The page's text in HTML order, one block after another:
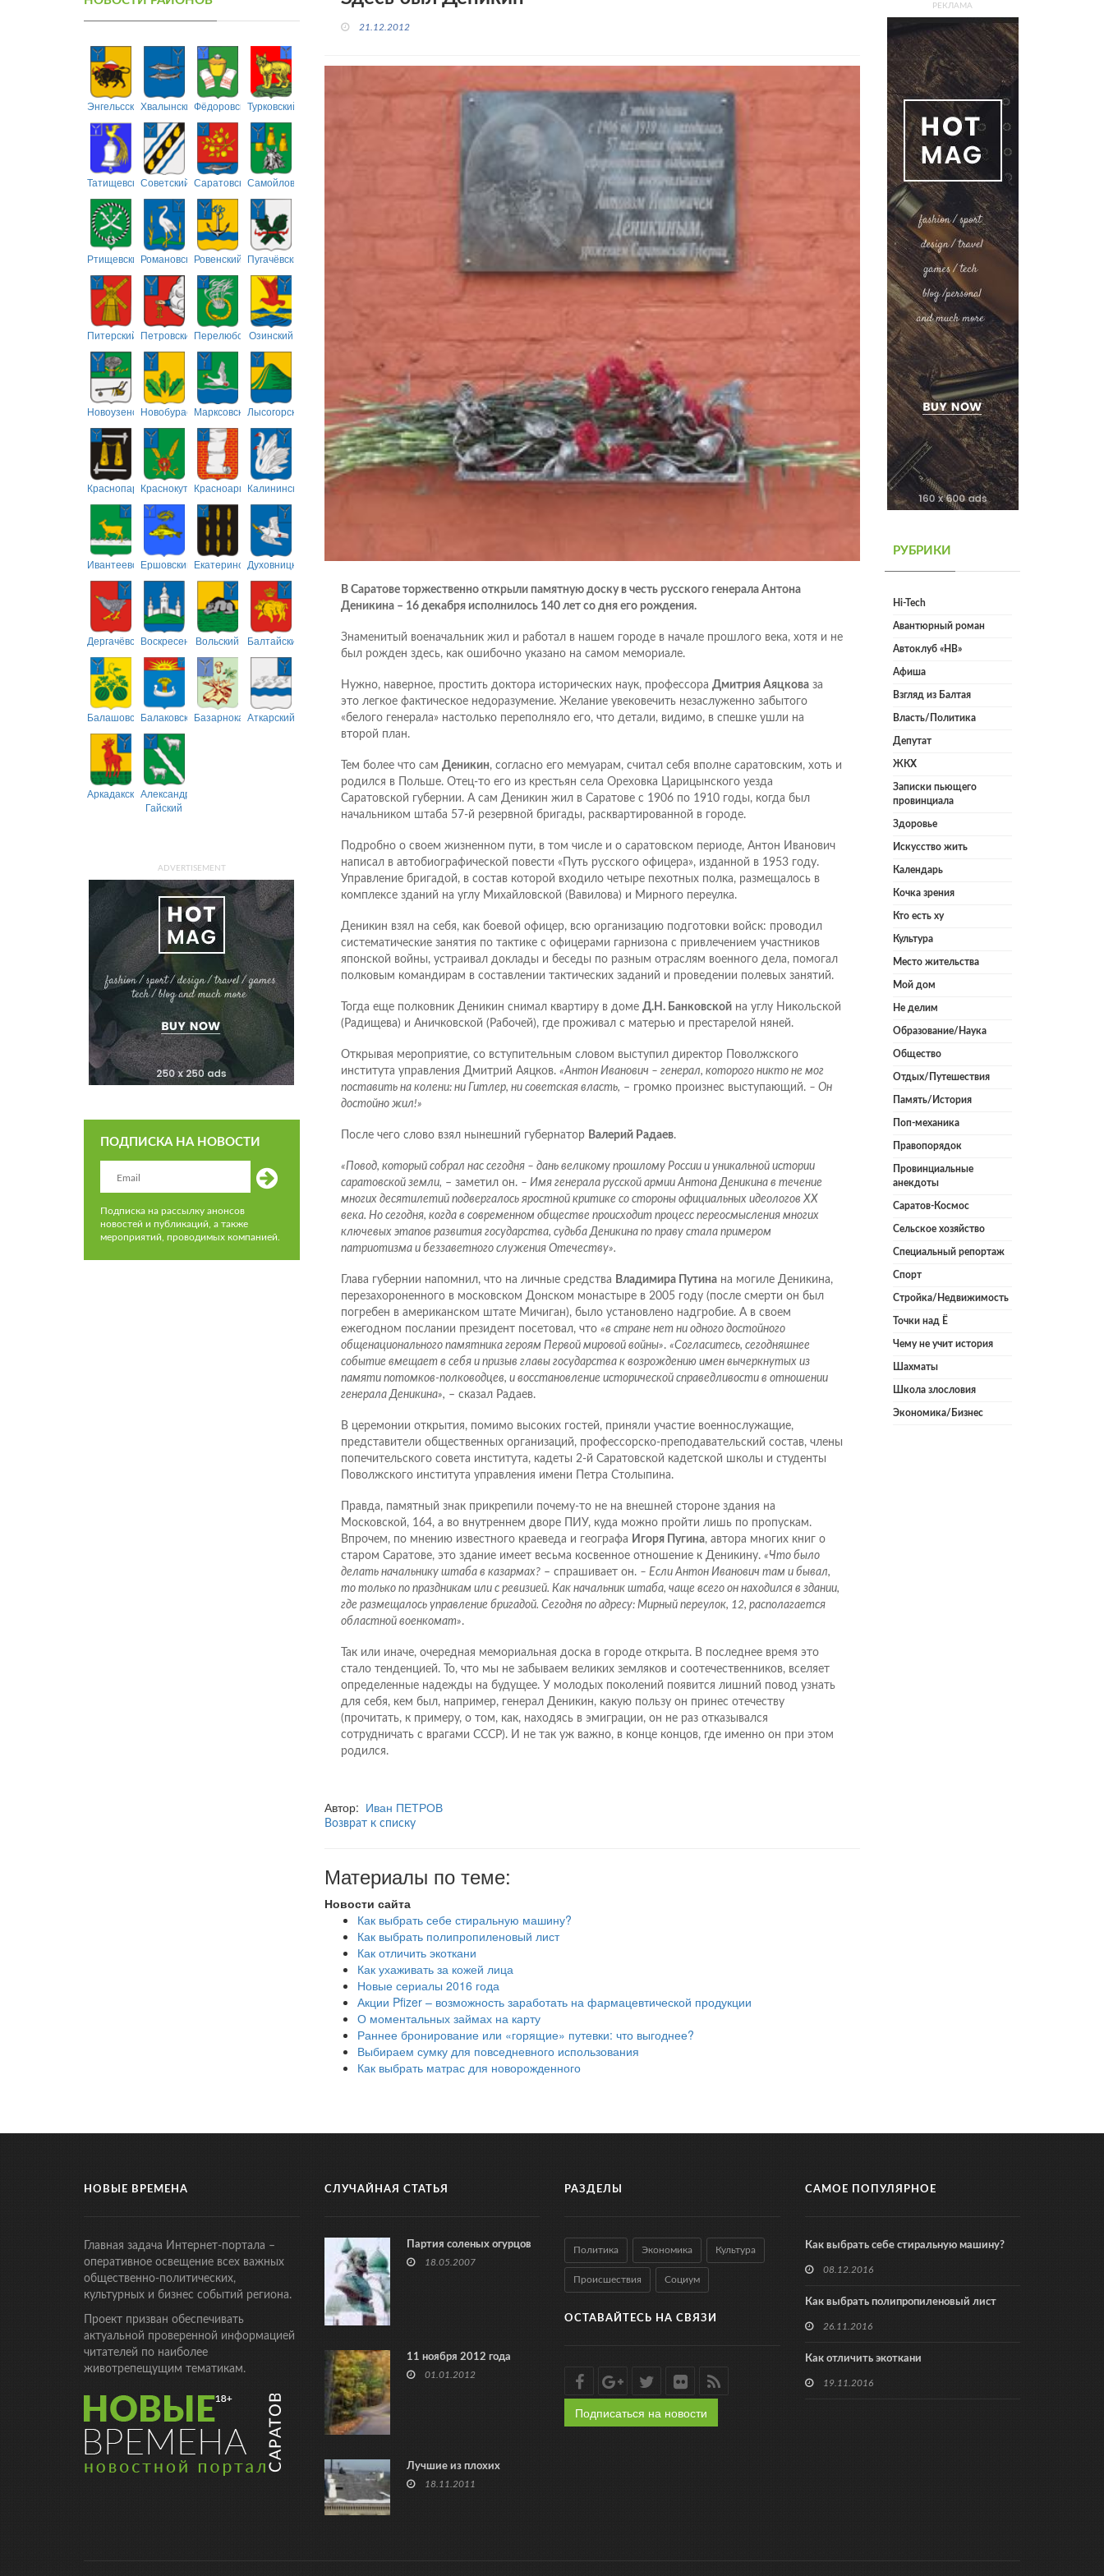
ЭнгельсскийХвалынскийФёдоровскийТурковский
ТатищевскийСоветский СаратовскийСамойловский
РтищевскийРомановскийРовенский Пугачёвский
Питерский ПетровскийПерелюбскийОзинский
НовоузенскийНовобурасскийМарксовскийЛысогорский
Краснопартизанский
КраснокутскийКрасноармейский
Калининский
ИвантеевскийЕршовский ЕкатериновскийДуховницкий
ДергачёвскийВоскресенскийВольский Балтайский
БалашовскийБалаковскийБазарнокарабулакский
Аткарский
АркадакскийАлександрово-
Гайский
ADVERTISEMENT
ПОДПИСКА НА НОВОСТИ
Подписка на рассылку анонсов
новостей и публикаций, а также
мероприятий, проводимых компанией.
21.12.2012
В Саратове торжественно открыли памятную доску в честь русского генерала Антона
Деникина – 16 декабря исполнилось 140 лет со дня его рождения.
Знаменитый военачальник жил и работал в нашем городе в начале прошлого века, хотя и не
был рожден здесь, как ошибочно указано на самом мемориале.
Нужно, наверное, простить доктора исторических наук, профессора Дмитрия Аяцковаза
это легкое фактическое недоразумение. Желание увековечить незаслуженно забытого
«белого генерала» настолько переполняло его, что детали, видимо, в спешке ушли на
второй план.
Тем более что сам Деникин, согласно его мемуарам, считал себя вполне саратовским, хоть и
родился в Польше. Отец-то его из крестьян села Ореховка Царицынского уезда
Саратовской губернии. А сам Деникин жил в Саратове с 1906 по 1910 годы, когда был
начальником штаба 57-й резервной бригады, расквартированной в городе.
Подробно о своем жизненном пути, в том числе и о саратовском периоде, Антон Иванович
написал в автобиографической повести «Путь русского офицера», изданной в 1953 году.
Управление бригадой, в состав которой входило четыре пехотных полка, размещалось в
комплексе зданий на углу Михайловской (Вавилова) и Мирного переулка.
Деникин взял на себя, как боевой офицер, всю организацию подготовки войск: проводил
систематические занятия по тактике с офицерами гарнизона с привлечением участников
японской войны, устраивал доклады и беседы по разным отраслям военного дела, помогал
полковым командирам в составлении тактических заданий и проведении полевых занятий.
Тогда еще полковник Деникин снимал квартиру в доме Д.Н. Банковскойна углу Никольской
(Радищева) и Аничковской (Рабочей), где проживал с матерью и престарелой няней.
Открывая мероприятие, со вступительным словом выступил директор Поволжского
института управления Дмитрий Аяцков. «Антон Иванович – генерал, которого никто не мог
поставить на колени: ни Гитлер, ни советская власть, – громко произнес выступающий. – Он
достойно жил!»
После чего слово взял нынешний губернатор Валерий Радаев.
«Повод, который собрал нас сегодня – дань великому прошлому России и уникальной истории
саратовской земли, – заметил он. – Имя генерала русской армии Антона Деникина в течение
многих десятилетий подвергалось яростной критике со стороны официальных идеологов ХХ
века. Но сегодня, когда в современном обществе происходит процесс переосмысления многих
ключевых этапов развития государства, судьба Деникина по праву стала примером
патриотизма и беззаветного служения Отечеству».
Глава губернии напомнил, что на личные средства Владимира Путинана могиле Деникина,
перезахороненного в московском Донском монастыре в 2005 году (после смерти он был
погребен в американском штате Мичиган), было установлено надгробие. А в своем
ежегодном послании президент посетовал, что «в стране нет ни одного достойного
общенационального памятника героям Первой мировой войны». «Согласитесь, сегодняшнее
событие вмещает в себя и призыв главы государства к возрождению имен вычеркнутых из
памяти потомков-полководцев, и восстановление исторической справедливости в отношении
генерала Деникина», – сказал Радаев.
В церемонии открытия, помимо высоких гостей, приняли участие военнослужащие,
представители общественных организаций, профессорско-преподавательский состав, члены
попечительского совета института, кадеты 2-й Саратовской кадетской школы и студенты
Поволжского института управления имени Петра Столыпина.
Правда, памятный знак прикрепили почему-то не на внешней стороне здания на
Московской, 164, а во внутреннем дворе ПИУ, куда можно пройти лишь по пропускам.
Впрочем, по мнению известного краеведа и географа Игоря Пугина, автора многих книг о
старом Саратове, это здание имеет весьма косвенное отношение к Деникину. «Что было
делать начальнику штаба в казармах?– спрашивает он. – Если Антон Иванович там и бывал,
то только по праздникам или с ревизией. Как начальник штаба, чаще всего он находился в здании,
где размещалось управление бригадой. Сегодня по адресу: Мирный переулок, 12, располагается
областной военкомат».
Так или иначе, очередная мемориальная доска в городе открыта. В последнее время это
стало тенденцией. То, что мы не забываем великих земляков и соотечественников, вселяет
определенные надежды на будущее. У молодых поколений появится лишний повод узнать
для себя, кем был, например, генерал Деникин, какую пользу он принес отечеству
(прочитать, к примеру, о том, как, находясь в эмиграции, он не раз отказывался
сотрудничать с врагами СССР). И не так уж важно, в конце концов, где именно он при этом
родился.
Автор: Иван ПЕТРОВ
Возврат к списку
Материалы по теме:
Новости сайта
Как выбрать себе стиральную машину?
Как выбрать полипропиленовый лист
Как отличить экоткани
Как ухаживать за кожей лица
Новые сериалы 2016 года
Акции Pfizer – возможность заработать на фармацевтической продукции
О моментальных займах на карту
Раннее бронирование или «горящие» путевки: что выгоднее?
Выбираем сумку для повседневного использования
Как выбрать матрас для новорожденного
РЕКЛАМА
РУБРИКИ
Hi-Tech
Авантюрный роман
Автоклуб «НВ»
Афиша
Взгляд из Балтая
Власть/Политика
Депутат
ЖКХ
Записки пьющего
провинциала
Здоровье
Искусство жить
Календарь
Кочка зрения
Кто есть ху
Культура
Место жительства
Мой дом
Не делим
Образование/Наука
Общество
Отдых/Путешествия
Память/История
Поп-механика
Правопорядок
Провинциальные
анекдоты
Саратов-Космос
Сельское хозяйство
Специальный репортаж
Спорт
Стройка/Недвижимость
Точки над Ё
Чему не учит история
Шахматы
Школа злословия
Экономика/Бизнес
НОВЫЕ ВРЕМЕНА
Главная задача Интернет-портала –
оперативное освещение всех важных
общественно-политических,
культурных и бизнес событий региона.
Проект призван обеспечивать
актуальной проверенной информацией
читателей по наиболее
животрепещущим тематикам.
СЛУЧАЙНАЯ СТАТЬЯ
Партия соленых огурцов
18.05.2007
11 ноября 2012 года
01.01.2012
Лучшие из плохих
18.11.2011
РАЗДЕЛЫ
Политика Экономика Культура
Происшествия Социум
ОСТАВАЙТЕСЬ НА СВЯЗИ
Подписаться на новости
САМОЕ ПОПУЛЯРНОЕ
Как выбрать себе стиральную машину?
08.12.2016
Как выбрать полипропиленовый лист
26.11.2016
Как отличить экоткани
19.11.2016